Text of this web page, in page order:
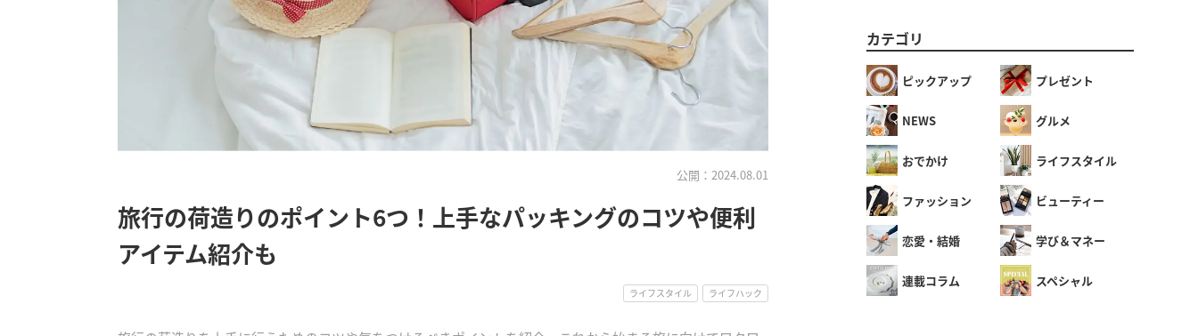
公開：2024.08.01
旅行の荷造りのポイント6つ！上手なパッキングのコツや便利
アイテム紹介も
ライフスタイル ライフハック
カテゴリ
ピックアップ プレゼント
NEWS グルメ
おでかけ ライフスタイル
ファッション ビューティー
恋愛・結婚 学び＆マネー
連載コラム スペシャル